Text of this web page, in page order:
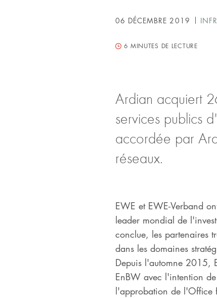
06 DÉCEMBRE 2019
6 MINUTES DE LECTURE
Ardian acquiert
services publics
accordée par
réseaux.
EWE et EWE-Verband
leader mondial de
conclue, les partenaires
dans les domaines
Depuis l'automne 2015,
EnBW avec l'intention
l'approbation de l'Office